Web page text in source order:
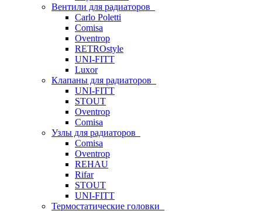
Вентили для радиаторов
Carlo Poletti
Comisa
Oventrop
RETROstyle
UNI-FITT
Luxor
Клапаны для радиаторов
UNI-FITT
STOUT
Oventrop
Comisa
Узлы для радиаторов
Comisa
Oventrop
REHAU
Rifar
STOUT
UNI-FITT
Термостатические головки